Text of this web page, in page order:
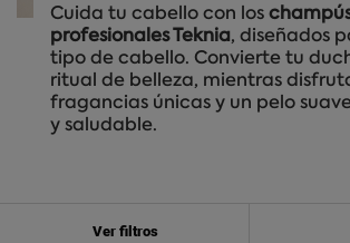
Cuida tu cabello con los
profesionales Teknia, diseñados
tipo de cabello. Convierte tu
ritual de belleza, mientras
fragancias únicas y un pelo
y saludable.
Ver filtros